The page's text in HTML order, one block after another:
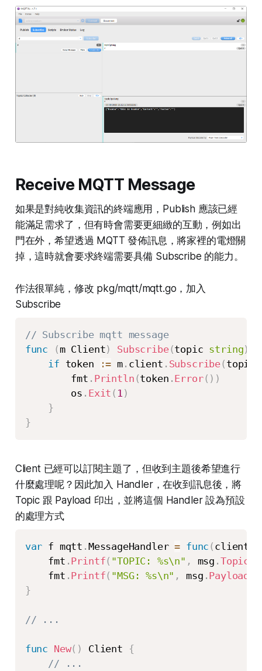
Receive MQTT Message
如果是對純收集資訊的終端應用，Publish 應該已經
能滿足需求了，但有時會需要更細緻的互動，例如出
門在外，希望透過 MQTT 發佈訊息，將家裡的電燈關
掉，這時就會要求終端需要具備 Subscribe 的能力。
作法很單純，修改 pkg/mqtt/mqtt.go，加入
Subscribe
// Subscribe mqtt message
func
( m Client) Subscribe(topic string)
if token := m. client . Subscribe( topic
        fmt
. Println (token . Error( ) )
        os
. Exit ( 1 )
}
}
Client 已經可以訂閱主題了，但收到主題後希望進行
什麼處理呢？因此加入 Handler，在收到訊息後，將
Topic 跟 Payload 印出，並將這個 Handler 設為預設
的處理方式
var f mqtt . MessageHandler = func ( client
    fmt
. Printf( "TOPIC: %s\n" , msg . Topic
    fmt
. Printf( "MSG: %s\n" , msg . Payload
}
// ...
func New( ) Client
{
// ...